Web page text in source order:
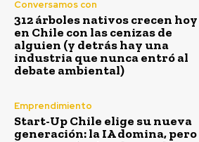
Conversamos con
312 árboles nativos crecen hoy
en Chile con las cenizas de
alguien (y detrás hay una
industria que nunca entró al
debate ambiental)
Emprendimiento
Start-Up Chile elige su nueva
generación: la IA domina, pero